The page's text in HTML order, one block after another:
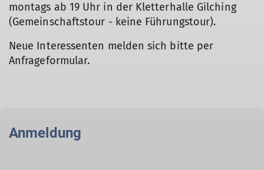
montags ab 19 Uhr in der Kletterhalle Gilching
(Gemeinschaftstour - keine Führungstour).
Neue Interessenten melden sich bitte per
Anfrageformular.
Anmeldung